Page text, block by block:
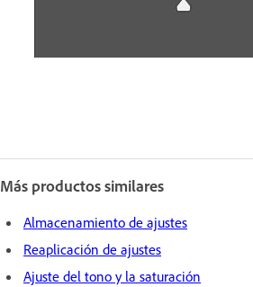
Más productos similares
Almacenamiento de ajustes
Reaplicación de ajustes
Ajuste del tono y la saturación